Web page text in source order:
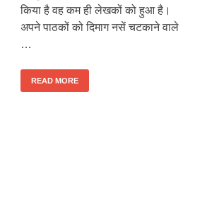
किया है वह कम ही लेखकों को हुआ है।
अपने पाठकों को दिमाग नसें चटकाने वाले
…
READ MORE